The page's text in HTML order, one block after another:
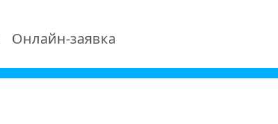
Онлайн-заявка